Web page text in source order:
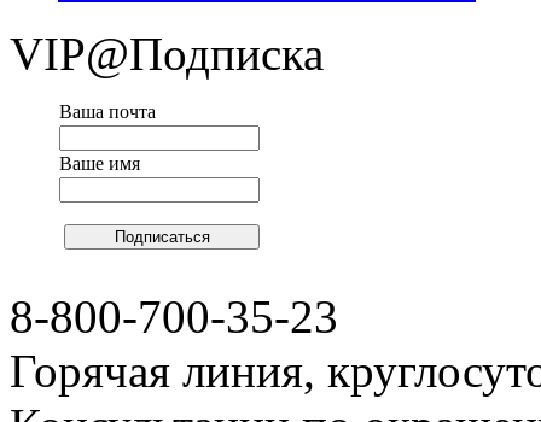
VIP@Подписка
Ваша почта
Ваше имя
8-800-700-35-23
Горячая линия,